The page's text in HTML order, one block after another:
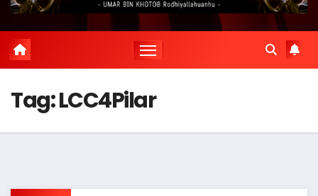
Tag:LCC4Pilar